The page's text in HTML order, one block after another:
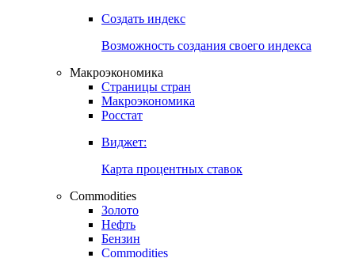
Создать индекс
Возможность создания своего индекса
Макроэкономика
Страницы стран
Макроэкономика
Росстат
Виджет:
Карта процентных ставок
Commodities
Золото
Нефть
Бензин
Commodities